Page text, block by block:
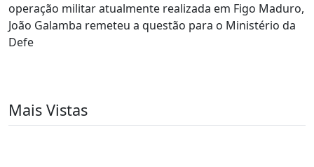
operação militar atualmente realizada em Figo Maduro,
João Galamba remeteu a questão para o Ministério da
Defe
Mais Vistas